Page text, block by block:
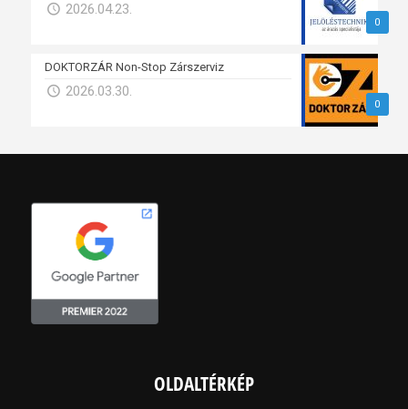
0
2026.04.23.
0
DOKTORZÁR Non-Stop Zárszerviz
2026.03.30.
OLDALTÉRKÉP